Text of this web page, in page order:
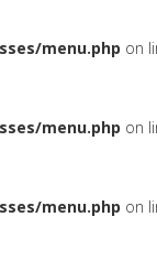
menu.php on
menu.php on
menu.php on